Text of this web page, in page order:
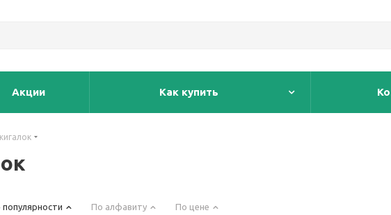
Акции Как купить
По алфавиту По цене